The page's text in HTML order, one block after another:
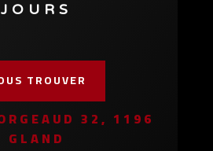
JOURS
TROUVER
32, 1196
GLAND